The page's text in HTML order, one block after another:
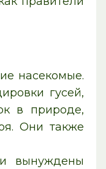
насекомые.
гусей,
в природе,
Они также
вынуждены